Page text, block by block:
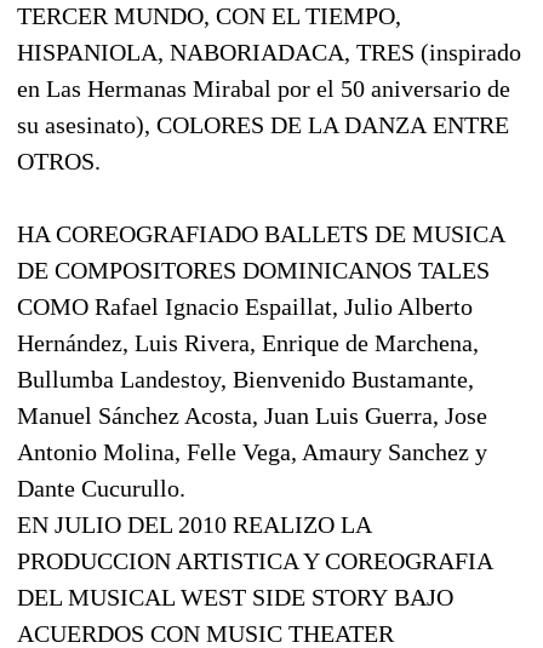
TERCER MUNDO, CON EL TIEMPO, 
HISPANIOLA, NABORIADACA, TRES (inspirado
en Las Hermanas Mirabal por el 50 aniversario de
su asesinato), COLORES DE LA DANZA ENTRE
OTROS.
HA COREOGRAFIADO BALLETS DE MUSICA
DE COMPOSITORES DOMINICANOS TALES
COMO Rafael Ignacio Espaillat, Julio Alberto
Hernández, Luis Rivera, Enrique de Marchena,
Bullumba Landestoy, Bienvenido Bustamante,
Manuel Sánchez Acosta, Juan Luis Guerra, Jose
Antonio Molina, Felle Vega, Amaury Sanchez y
Dante Cucurullo.
EN JULIO DEL 2010 REALIZO LA
PRODUCCION ARTISTICA Y COREOGRAFIA
DEL MUSICAL WEST SIDE STORY BAJO
ACUERDOS CON MUSIC THEATER